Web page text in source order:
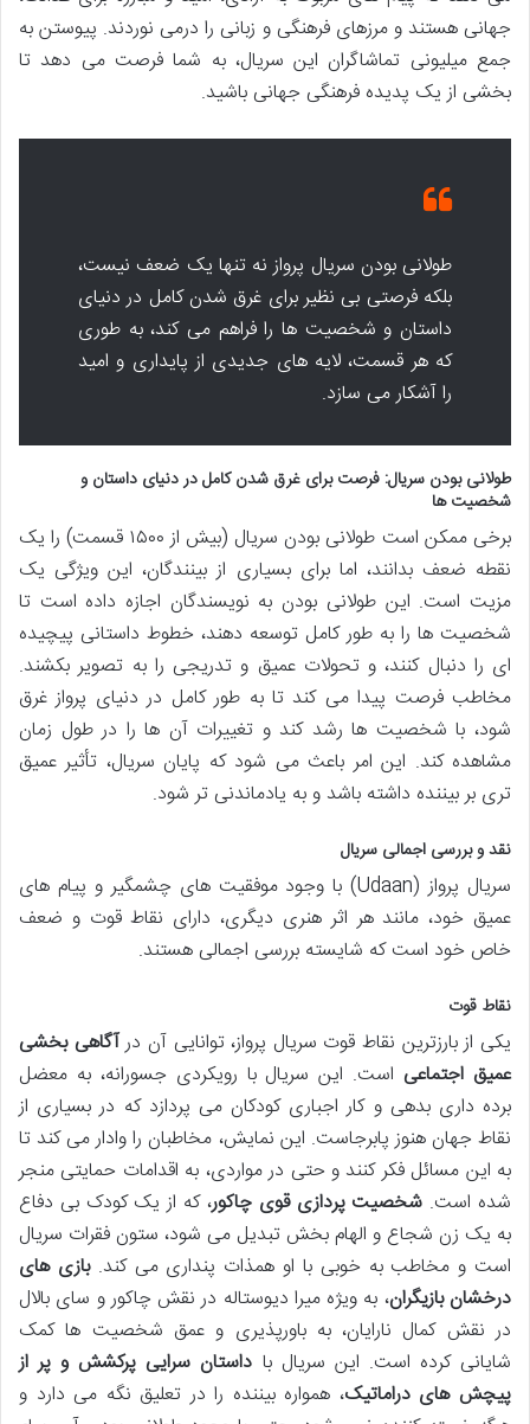
جهانی هستند و مرزهای فرهنگی و زبانی را درمی نوردند. پیوستن به
جمع میلیونی تماشاگران این سریال، به شما فرصت می دهد تا
بخشی از یک پدیده فرهنگی جهانی باشید.
طولانی بودن سریال پرواز نه تنها یک ضعف نیست،
بلکه فرصتی بی نظیر برای غرق شدن کامل در دنیای
داستان و شخصیت ها را فراهم می کند، به طوری
که هر قسمت، لایه های جدیدی از پایداری و امید
را آشکار می سازد.
طولانی بودن سریال: فرصت برای غرق شدن کامل در دنیای داستان و
شخصیت ها
برخی ممکن است طولانی بودن سریال (بیش از ۱۵۰۰ قسمت) را یک
نقطه ضعف بدانند، اما برای بسیاری از بینندگان، این ویژگی یک
مزیت است. این طولانی بودن به نویسندگان اجازه داده است تا
شخصیت ها را به طور کامل توسعه دهند، خطوط داستانی پیچیده
ای را دنبال کنند، و تحولات عمیق و تدریجی را به تصویر بکشند.
مخاطب فرصت پیدا می کند تا به طور کامل در دنیای پرواز غرق
شود، با شخصیت ها رشد کند و تغییرات آن ها را در طول زمان
مشاهده کند. این امر باعث می شود که پایان سریال، تأثیر عمیق
تری بر بیننده داشته باشد و به یادماندنی تر شود.
نقد و بررسی اجمالی سریال
سریال پرواز (Udaan) با وجود موفقیت های چشمگیر و پیام های
عمیق خود، مانند هر اثر هنری دیگری، دارای نقاط قوت و ضعف
خاص خود است که شایسته بررسی اجمالی هستند.
نقاط قوت
یکی از بارزترین نقاط قوت سریال پرواز، توانایی آن درآگاهی بخشی
عمیق اجتماعیاست. این سریال با رویکردی جسورانه، به معضل
برده داری بدهی و کار اجباری کودکان می پردازد که در بسیاری از
نقاط جهان هنوز پابرجاست. این نمایش، مخاطبان را وادار می کند تا
به این مسائل فکر کنند و حتی در مواردی، به اقدامات حمایتی منجر
شده است. شخصیت پردازی قوی چاکور، که از یک کودک بی دفاع
به یک زن شجاع و الهام بخش تبدیل می شود، ستون فقرات سریال
است و مخاطب به خوبی با او همذات پنداری می کند.بازی های
درخشان بازیگران، به ویژه میرا دیوستاله در نقش چاکور و سای بالال
در نقش کمال نارایان، به باورپذیری و عمق شخصیت ها کمک
شایانی کرده است. این سریال با داستان سرایی پرکشش و پر از
پیچش های دراماتیک، همواره بیننده را در تعلیق نگه می دارد و